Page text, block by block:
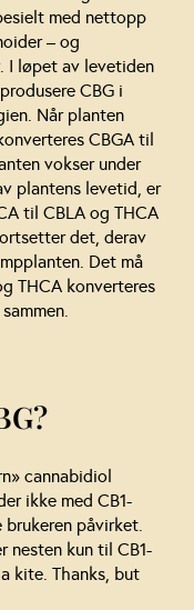
med nettopp
– og
I løpet av levetiden
CBG i
Når planten
CBGA til
vokser under
plantens levetid, er
til CBLA og THCA
det, derav
Det må
THCA konverteres
cannabidiol
ikke med CB1-
påvirket.
nesten kun til CB1-
kite. Thanks, but